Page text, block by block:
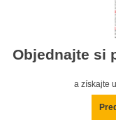
Objednajte si
a získajte